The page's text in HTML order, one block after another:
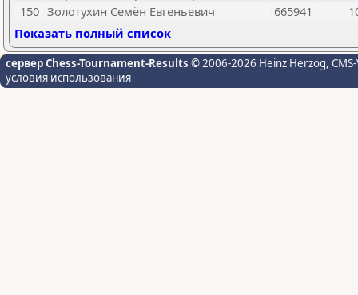
150 Золотухин Семён Евгеньевич 665941
Показать полный список
сервер Chess-Tournament-Results © 2006-2026 Heinz Herzog,
условия использования